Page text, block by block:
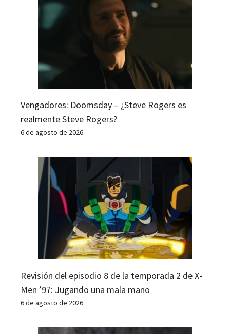
Vengadores: Doomsday – ¿Steve Rogers es
realmente Steve Rogers?
6 de agosto de 2026
Revisión del episodio 8 de la temporada 2 de X-
Men ’97: Jugando una mala mano
6 de agosto de 2026